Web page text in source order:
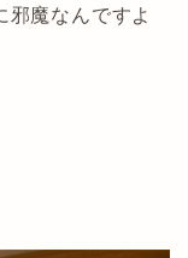
邪魔なんですよ